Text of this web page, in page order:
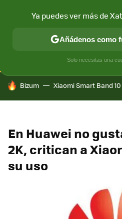
CONECTIVIDAD MÓVIL Y
HOY SE HABLA DE
Bizum Xiaomi Smart Band 10
En Huawei no
2K, critican a
su uso
Ya puedes ver más de
Añádenos como
Solo necesitas una